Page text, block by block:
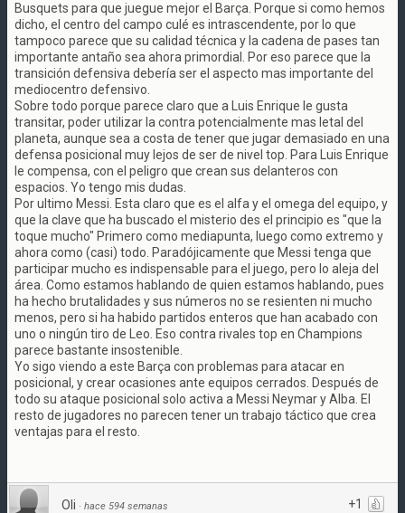
Busquets para que juegue mejor el Barça. Porque si como hemos
dicho, el centro del campo culé es intrascendente, por lo que
tampoco parece que su calidad técnica y la cadena de pases tan
importante antaño sea ahora primordial. Por eso parece que la
transición defensiva debería ser el aspecto mas importante del
mediocentro defensivo.
Sobre todo porque parece claro que a Luis Enrique le gusta
transitar, poder utilizar la contra potencialmente mas letal del
planeta, aunque sea a costa de tener que jugar demasiado en una
defensa posicional muy lejos de ser de nivel top. Para Luis Enrique
le compensa, con el peligro que crean sus delanteros con
espacios. Yo tengo mis dudas.
Por ultimo Messi. Esta claro que es el alfa y el omega del equipo, y
que la clave que ha buscado el misterio des el principio es "que la
toque mucho" Primero como mediapunta, luego como extremo y
ahora como (casi) todo. Paradójicamente que Messi tenga que
participar mucho es indispensable para el juego, pero lo aleja del
área. Como estamos hablando de quien estamos hablando, pues
ha hecho brutalidades y sus números no se resienten ni mucho
menos, pero si ha habido partidos enteros que han acabado con
uno o ningún tiro de Leo. Eso contra rivales top en Champions
parece bastante insostenible.
Yo sigo viendo a este Barça con problemas para atacar en
posicional, y crear ocasiones ante equipos cerrados. Después de
todo su ataque posicional solo activa a Messi Neymar y Alba. El
resto de jugadores no parecen tener un trabajo táctico que crea
ventajas para el resto.
+1
Oli · hace 594 semanas